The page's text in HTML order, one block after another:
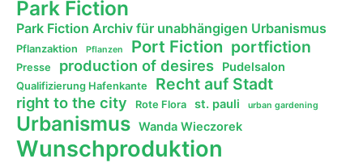
Park Fiction
Park Fiction Archiv für unabhängigen Urbanismus
Pflanzaktion Pflanzen Port Fiction portfiction
Presse production of desires Pudelsalon
Qualifizierung Hafenkante Recht auf Stadt
right to the city Rote Flora st. pauli urban gardening
Urbanismus Wanda Wieczorek
Wunschproduktion